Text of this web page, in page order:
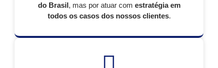
do Brasil, mas por atuar com estratégia em
todos os casos dos nossos clientes.